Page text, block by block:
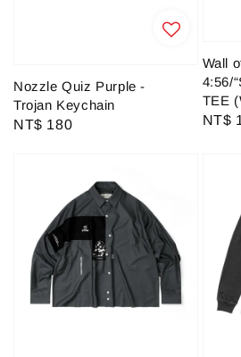
Nozzle Quiz Purple -
Trojan Keychain
Regular
NT$ 180
Wall
4:56/
TEE
NT$